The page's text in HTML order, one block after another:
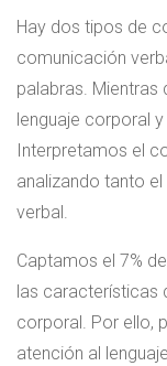
Hay dos tipos de
comunicación
palabras. Mientras
lenguaje corporal
Interpretamos el
analizando tanto
verbal.
Captamos el 7%
las características
corporal. Por ello,
atención al